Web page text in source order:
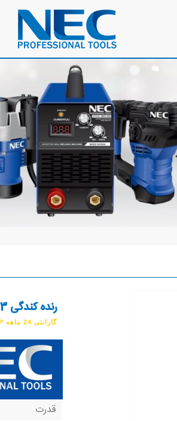
رنده کندگی 3 تیغ 7330
گارانتی 24 ماهه VIP نامحدود
قدرت